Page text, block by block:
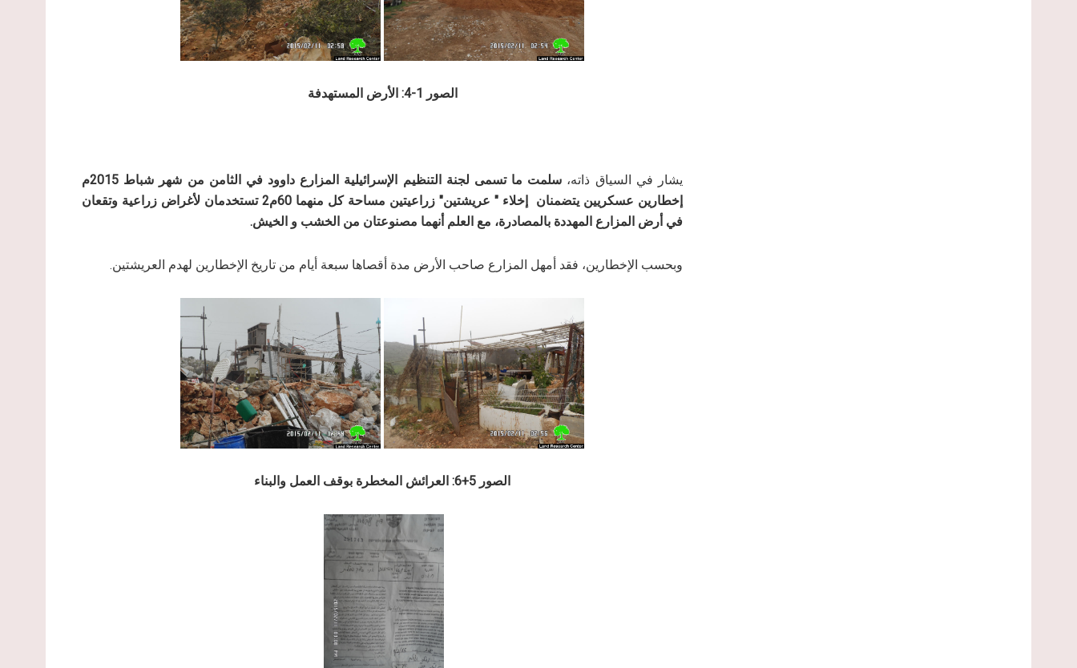
الصور 1-4: الأرض المستهدفة
يشار في السياق ذاته،
سلمت ما تسمى لجنة التنظيم الإسرائيلية المزارع داوود في الثامن من شهر شباط 2015م
إخطارين عسكريين يتضمنان إخلاء " عريشتين" زراعيتين مساحة كل منهما 60م2 تستخدمان لأغراض زراعية وتقعان
في أرض المزارع المهددة بالمصادرة، مع العلم أنهما مصنوعتان من الخشب و الخيش.
وبحسب الإخطارين، فقد أمهل المزارع صاحب الأرض مدة أقصاها سبعة أيام من تاريخ الإخطارين لهدم العريشتين.
الصور 5+6: العرائش المخطرة بوقف العمل والبناء